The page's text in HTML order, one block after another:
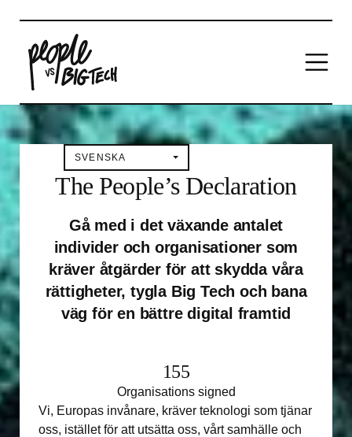
Main Navigation
SVENSKA
The People’s Declaration
Gå med i det växande antalet
individer och organisationer som
kräver åtgärder för att skydda våra
rättigheter, tygla Big Tech och bana
väg för en bättre digital framtid
155
Organisations signed
Vi, Europas invånare, kräver teknologi som tjänar
oss, istället för att utsätta oss, vårt samhälle och